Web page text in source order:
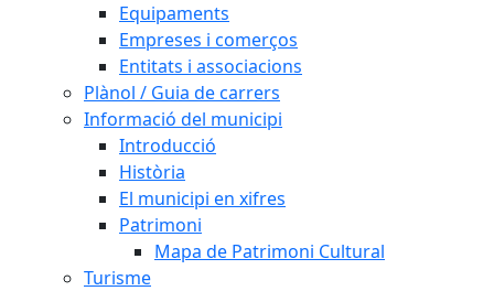
Equipaments
Empreses i comerços
Entitats i associacions
Plànol / Guia de carrers
Informació del municipi
Introducció
Història
El municipi en xifres
Patrimoni
Mapa de Patrimoni Cultural
Turisme